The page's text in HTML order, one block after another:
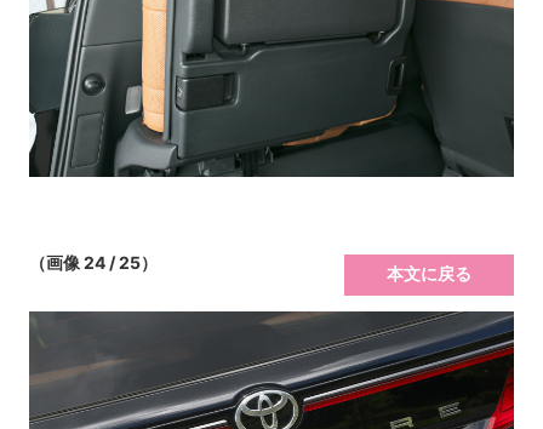
（画像 24 / 25）
本文に戻る